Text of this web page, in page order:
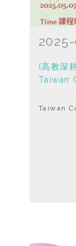
(高教深
Taiwan
Taiwan